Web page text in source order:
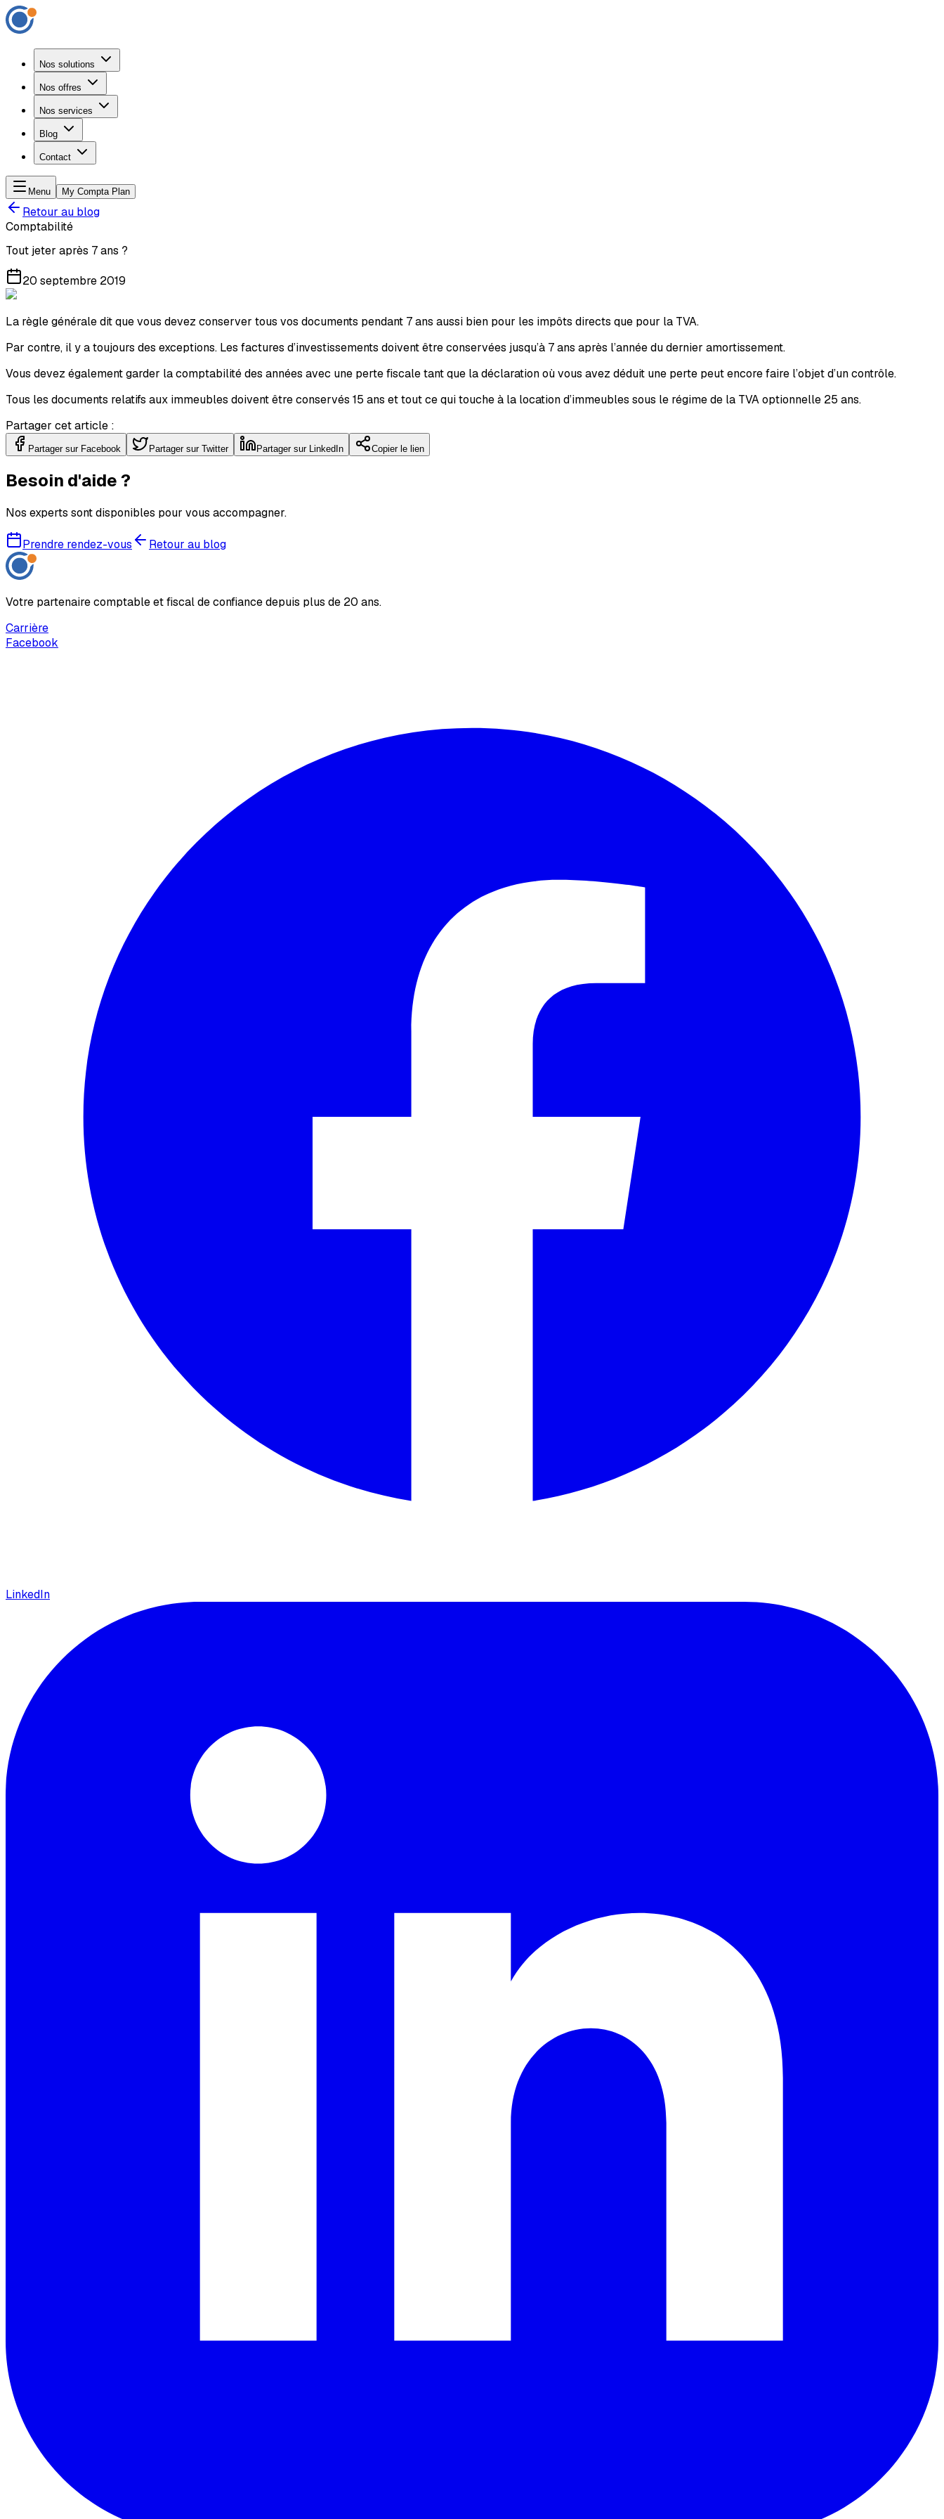
Nos solutions
Nos offres
Nos services
Blog
Contact
Menu My Compta Plan
Retour au blog
Comptabilité
Tout jeter après 7 ans ?
20 septembre 2019
La règle générale dit que vous devez conserver tous vos documents pendant 7 ans aussi bien pour les impôts directs que pour la TVA.
Par contre, il y a toujours des exceptions. Les factures d’investissements doivent être conservées jusqu’à 7 ans après l’année du dernier amortissement.
Vous devez également garder la comptabilité des années avec une perte fiscale tant que la déclaration où vous avez déduit une perte peut encore faire l’objet d’un contrôle.
Tous les documents relatifs aux immeubles doivent être conservés 15 ans et tout ce qui touche à la location d’immeubles sous le régime de la TVA optionnelle 25 ans.
Partager cet article :
Partager sur Facebook Partager sur Twitter Partager sur LinkedIn Copier le lien
Besoin d'aide ?
Nos experts sont disponibles pour vous accompagner.
Prendre rendez-vous Retour au blog
Votre partenaire comptable et fiscal de confiance depuis plus de 20 ans.
Carrière
Facebook
LinkedIn